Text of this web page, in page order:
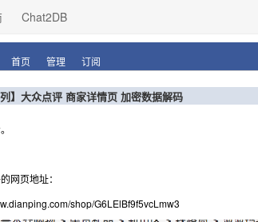
Chat2DB
首页 管理 订阅
】大众点评 商家详情页 加密数据解码
网页地址：
shop/G6LElBf9f5vcLmw3